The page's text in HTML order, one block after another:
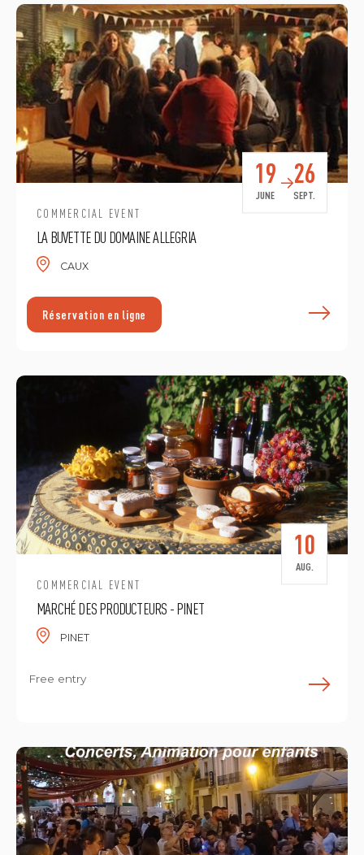
COMMERCIAL EVENT
LA BUVETTE DU DOMAINE ALLEGRIA
CAUX
19
JUNE
26
SEPT.
Réservation en ligne
COMMERCIAL EVENT
MARCHÉ DES PRODUCTEURS - PINET
PINET
10
AUG.
Free entry